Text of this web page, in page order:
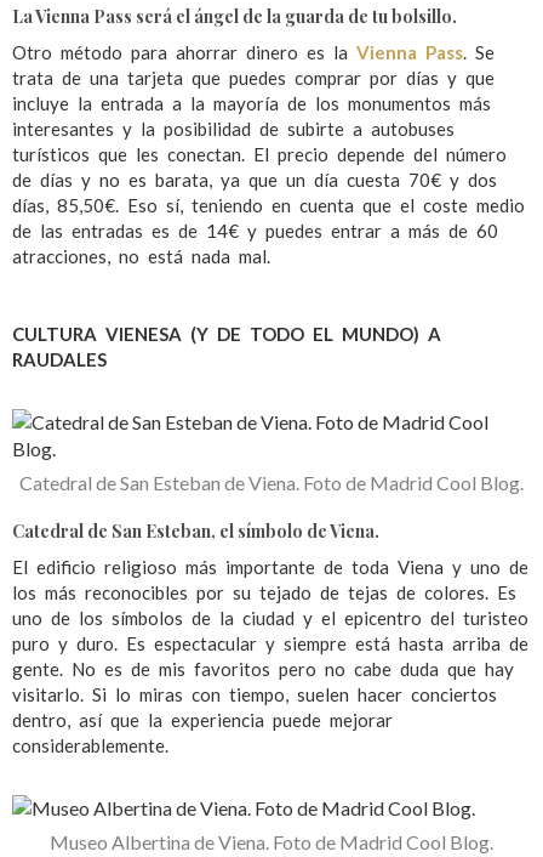
La Vienna Pass será el ángel de la guarda de tu bolsillo.
Otro método para ahorrar dinero es la Vienna Pass . Se
trata de una tarjeta que puedes comprar por días y que
incluye la entrada a la mayoría de los monumentos más
interesantes y la posibilidad de subirte a autobuses
turísticos que les conectan. El precio depende del número
de días y no es barata, ya que un día cuesta 70€ y dos
días, 85,50€. Eso sí, teniendo en cuenta que el coste medio
de las entradas es de 14€ y puedes entrar a más de 60
atracciones, no está nada mal.
CULTURA VIENESA (Y DE TODO EL MUNDO) A
RAUDALES
Catedral de San Esteban de Viena. Foto de Madrid Cool Blog.
Catedral de San Esteban, el símbolo de Viena.
El edificio religioso más importante de toda Viena y uno de
los más reconocibles por su tejado de tejas de colores. Es
uno de los símbolos de la ciudad y el epicentro del turisteo
puro y duro. Es espectacular y siempre está hasta arriba de
gente. No es de mis favoritos pero no cabe duda que hay
visitarlo. Si lo miras con tiempo, suelen hacer conciertos
dentro, así que la experiencia puede mejorar
considerablemente.
Museo Albertina de Viena. Foto de Madrid Cool Blog.